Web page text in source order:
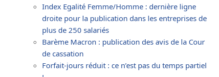
Index Egalité Femme/Homme : dernière ligne
droite pour la publication dans les entreprises de
plus de 250 salariés
Barème Macron : publication des avis de la Cour
de cassation
Forfait-jours réduit : ce n’est pas du temps partiel